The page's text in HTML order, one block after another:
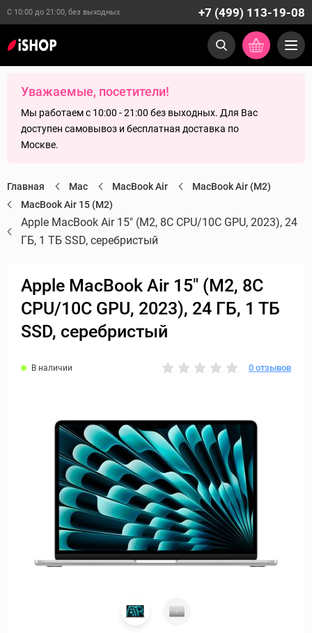
С 10:00 до 21:00, без выходных +7 (499) 113-19-08
Уважаемые, посетители!
Мы работаем с 10:00 - 21:00 без выходных. Для Вас
доступен самовывоз и бесплатная доставка по
Москве.
Главная Mac MacBook Air
MacBook Air (M2)
MacBook Air 15 (M2)
Apple MacBook Air 15" (M2, 8C CPU/10C GPU, 2023), 24
ГБ, 1 ТБ SSD, серебристый
Apple MacBook Air 15" (M2, 8C
CPU/10C GPU, 2023), 24 ГБ, 1 ТБ
SSD, серебристый
В наличии 0 отзывов